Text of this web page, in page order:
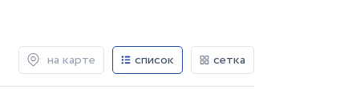
на карте список сетка